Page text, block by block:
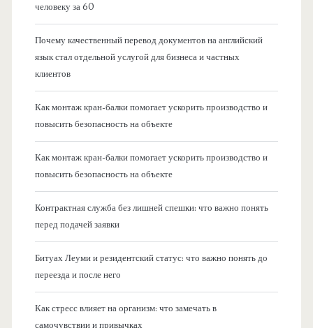
человеку за 60
Почему качественный перевод документов на английский
язык стал отдельной услугой для бизнеса и частных
клиентов
Как монтаж кран-балки помогает ускорить производство и
повысить безопасность на объекте
Как монтаж кран-балки помогает ускорить производство и
повысить безопасность на объекте
Контрактная служба без лишней спешки: что важно понять
перед подачей заявки
Битуах Леуми и резидентский статус: что важно понять до
переезда и после него
Как стресс влияет на организм: что замечать в
самочувствии и привычках